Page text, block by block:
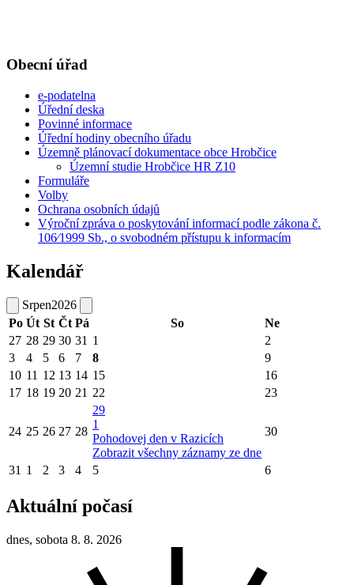
Obecní úřad
e-podatelna
Úřední deska
Povinné informace
Úřední hodiny obecního úřadu
Územně plánovací dokumentace obce Hrobčice
Územní studie Hrobčice HR Z10
Formuláře
Volby
Ochrana osobních údajů
Výroční zpráva o poskytování informací podle zákona č.
106⁄1999 Sb., o svobodném přístupu k informacím
Kalendář
Srpen2026
Po Út St Čt Pá So
Ne
27 28 29 30 31 1
2
3
4 5 6 7 8
9
10 11 12 13 14 15
16
17 18 19 20 21 22 23
24 25 26 27 28
29
1
Pohodovej den v Razicích
Zobrazit všechny záznamy ze dne
30
31 1 2 3 4 5 6
Aktuální počasí
dnes, sobota 8. 8. 2026